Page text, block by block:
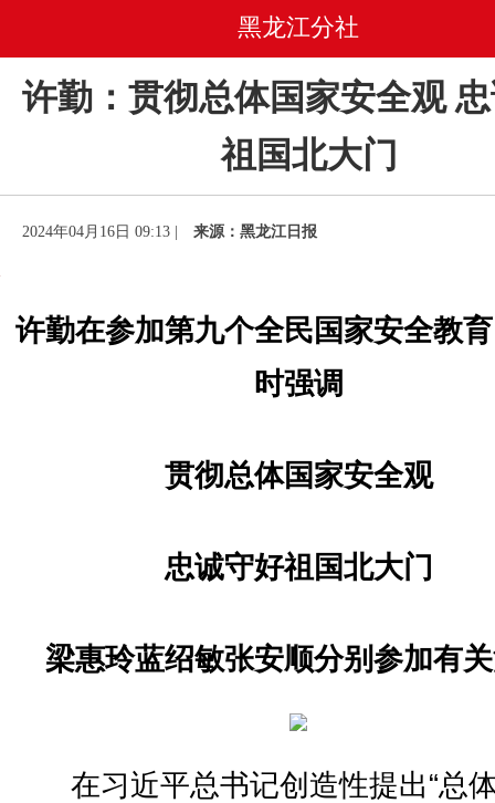
黑龙江分社
许勤：​贯彻总体国家安全观
祖国北大门
2024年04月16日 09:13 | 来源：黑龙江日报
许勤在参加第九个全民国家安全教
时强调
贯彻总体国家安全观
忠诚守好祖国北大门
梁惠玲蓝绍敏张安顺分别参加有
在习近平总书记创造性提出“总